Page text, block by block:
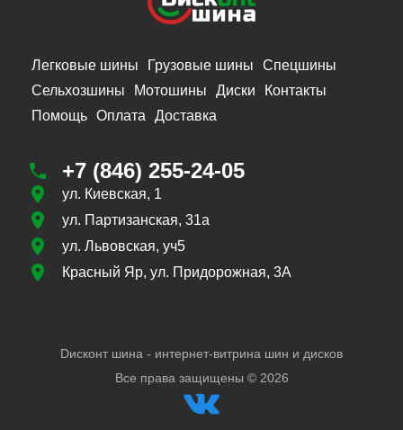
Легковые шины Грузовые шины
Спецшины
Сельхозшины
Мотошины Диски
Контакты
Помощь Оплата Доставка
+7 (846) 255-24-05
ул. Киевская, 1
ул. Партизанская, 31а
ул. Львовская, уч5
Красный Яр, ул. Придорожная, 3А
Dисконт шина - интернет-витрина шин и дисков
Все права защищены © 2026